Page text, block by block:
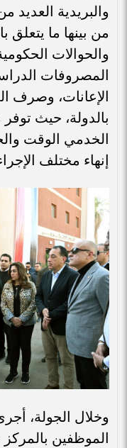
والبريدية العديد
من بينها ما يتعلق
والحوالات
المصروفات
الإعانات، وصرف
بالدولة، حيث
الخدمي الوقت
إنهاء مختلف
وخلال الجولة،
الموظفين